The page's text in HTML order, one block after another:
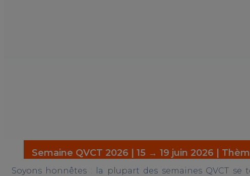
Semaine QVCT 2026 | 15 → 19 juin 2026 |
Soyons honnêtes : la plupart des semaines QVCT